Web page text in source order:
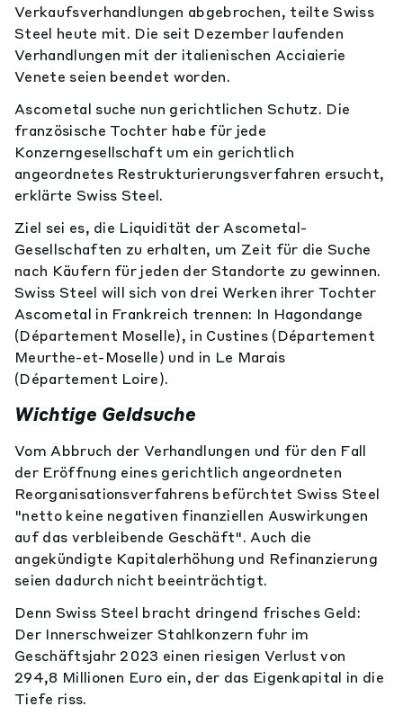
Verkaufsverhandlungen abgebrochen, teilte Swiss
Steel heute mit. Die seit Dezember laufenden
Verhandlungen mit der italienischen Acciaierie
Venete seien beendet worden.
Ascometal suche nun gerichtlichen Schutz. Die
französische Tochter habe für jede
Konzerngesellschaft um ein gerichtlich
angeordnetes Restrukturierungsverfahren ersucht,
erklärte Swiss Steel.
Ziel sei es, die Liquidität der Ascometal-
Gesellschaften zu erhalten, um Zeit für die Suche
nach Käufern für jeden der Standorte zu gewinnen.
Swiss Steel will sich von drei Werken ihrer Tochter
Ascometal in Frankreich trennen: In Hagondange
(Département Moselle), in Custines (Département
Meurthe-et-Moselle) und in Le Marais
(Département Loire).
Wichtige Geldsuche
Vom Abbruch der Verhandlungen und für den Fall
der Eröffnung eines gerichtlich angeordneten
Reorganisationsverfahrens befürchtet Swiss Steel
"netto keine negativen finanziellen Auswirkungen
auf das verbleibende Geschäft". Auch die
angekündigte Kapitalerhöhung und Refinanzierung
seien dadurch nicht beeinträchtigt.
Denn Swiss Steel bracht dringend frisches Geld:
Der Innerschweizer Stahlkonzern fuhr im
Geschäftsjahr 2023 einen riesigen Verlust von
294,8 Millionen Euro ein, der das Eigenkapital in die
Tiefe riss.